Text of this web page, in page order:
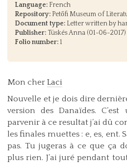
Language: French
Repository: Petőfi Museum of
Document type: Letter written by
Publisher: Tüskés Anna (01-06-2017)
Folio number:1
Mon cher Laci
Nouvelle et je dois dire
version des Danaïdes.
parvenir à ce resultat j’ai dû
les finales muettes : e, es, ent.
pas. Tu jugeras à ce que ça
plus rien. J’ai juré pendant